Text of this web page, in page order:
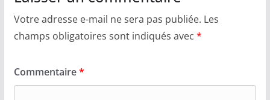
Votre adresse e-mail ne sera pas publiée. Les
champs obligatoires sont indiqués avec *
Commentaire*